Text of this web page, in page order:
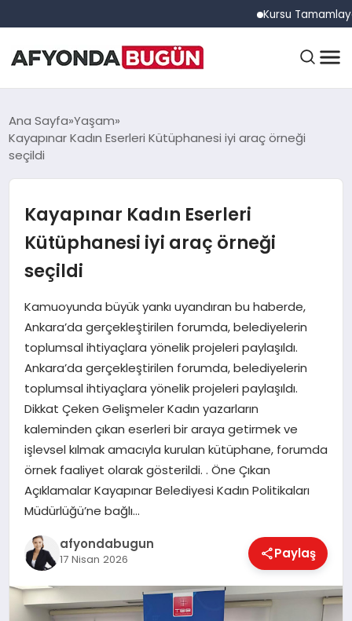
Kursu Tamamlayan
ANASAYFA
GÜNDEM
EĞITIM
EKONOMI
MAGAZIN
SAĞLIK
SPOR
Ana Sayfa Yaşam
Kayapınar Kadın Eserleri Kütüphanesi iyi araç örneği
seçildi
Kayapınar Kadın Eserleri
Kütüphanesi iyi araç örneği
seçildi
Kamuoyunda büyük yankı uyandıran bu haberde,
Ankara’da gerçekleştirilen forumda, belediyelerin
toplumsal ihtiyaçlara yönelik projeleri paylaşıldı.
Ankara’da gerçekleştirilen forumda, belediyelerin
toplumsal ihtiyaçlara yönelik projeleri paylaşıldı.
Dikkat Çeken Gelişmeler Kadın yazarların
kaleminden çıkan eserleri bir araya getirmek ve
işlevsel kılmak amacıyla kurulan kütüphane, forumda
örnek faaliyet olarak gösterildi. . Öne Çıkan
Açıklamalar Kayapınar Belediyesi Kadın Politikaları
Müdürlüğü’ne bağlı…
afyondabugun
17 Nisan 2026 Paylaş